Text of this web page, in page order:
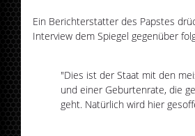
Ein Berichterstatter des Papstes
Interview dem Spiegel gegenüber
"Dies ist der Staat mit den
und einer Geburtenrate, die
geht. Natürlich wird hier